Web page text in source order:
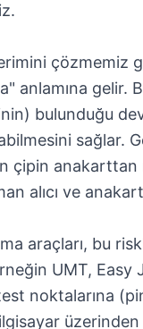
çözmemiz
anlamına gelir.
bulunduğu
sağlar.
çipin anakarttan
alıcı ve
araçları, bu
UMT, Easy
noktalarına
üzerinden